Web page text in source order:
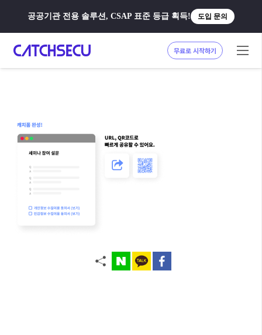
공공기관 전용 솔루션, CSAP 표준 등급 획득! 도입 문의
무료로 시작하기